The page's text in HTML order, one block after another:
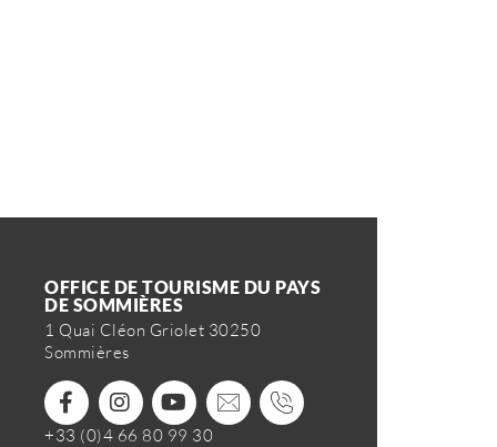
OFFICE DE TOURISME DU PAYS
DE SOMMIÈRES
1 Quai Cléon Griolet 30250
Sommières
+33 (0)4 66 80 99 30